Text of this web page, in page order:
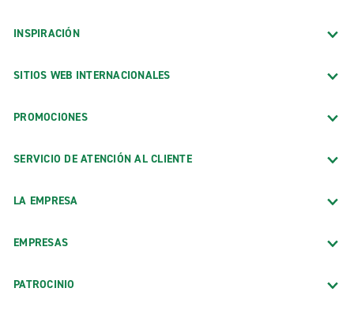
INSPIRACIÓN
SITIOS WEB INTERNACIONALES
PROMOCIONES
SERVICIO DE ATENCIÓN AL CLIENTE
LA EMPRESA
EMPRESAS
PATROCINIO